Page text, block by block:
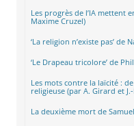
Les progrès de l’IA mettent
Maxime Cruzel)
‘La religion n’existe pas’ de
‘Le Drapeau tricolore’ de
Les mots contre la laïcité :
religieuse (par A. Girard et
La deuxième mort de